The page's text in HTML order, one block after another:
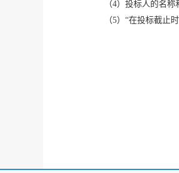
（4）投标人的名称
（5）“在投标截止